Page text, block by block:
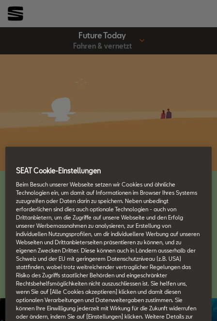
Future Today
Fahren & vernetzt
Fahren & vernetzt
Die Zukunft ist vernetzt.
Technologien erweitern unseren Horizont und bringen uns näher
zusammen. Mit Full-Link und der My SEAT App bleiben wir mit
den wichtigsten Dingen vernetzt, heute und morgen.
SEAT Cookie-Einstellungen
Beim Besuch unserer Webseite setzen wir Cookies und ähnliche
Technologien ein, um damit auf Informationen im Browser Ihres Systems
zuzugreifen oder Daten darin zu speichern. Neben unbedingt
erforderlichen sind dies auch optionale Technologien - auch von
Drittanbietern, um die Zugriffe auf unsere Webseite und den Erfolg
unserer Werbemassnahmen zu analysieren, zur Erstellung von
individuellen Nutzungsprofilen, um dir individuellere Werbung auf unseren
Webseiten und Drittanbieterseiten präsentieren zu können, und zu
eigenen Zwecken Dritter. Diese können auch in Ländern ausserhalb der
Schweiz und der EU mit geringerem Datenschutzniveau (z.B. USA)
stattfinden, wobei trotz weitreichender vertraglicher Regelungen das
Risiko des Zugriffs staatlicher Behörden und eingeschränkter
Rechtsbehelfsmöglichkeiten nicht auszuschliessen ist. Sie helfen uns,
wenn Sie auf [Alle Cookies akzeptieren] klicken und damit diesen
optionalen Verarbeitungen und Datenweitergaben zustimmen. Sie
können Ihre Einwilligung jederzeit mit Wirkung für die Zukunft widerrufen
oder ändern, indem Sie auf [Einstellungen] klicken. Weitere Details zur